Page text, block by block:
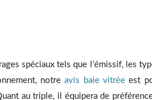
spéciaux tels que l’émissif, les
notreavis baie vitrée est
au triple, il équipera de